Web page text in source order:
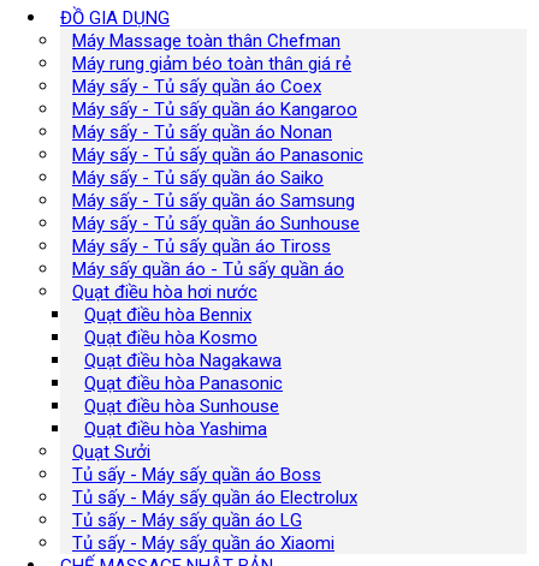
ĐỒ GIA DỤNG
Máy Massage toàn thân Chefman
Máy rung giảm béo toàn thân giá rẻ
Máy sấy - Tủ sấy quần áo Coex
Máy sấy - Tủ sấy quần áo Kangaroo
Máy sấy - Tủ sấy quần áo Nonan
Máy sấy - Tủ sấy quần áo Panasonic
Máy sấy - Tủ sấy quần áo Saiko
Máy sấy - Tủ sấy quần áo Samsung
Máy sấy - Tủ sấy quần áo Sunhouse
Máy sấy - Tủ sấy quần áo Tiross
Máy sấy quần áo - Tủ sấy quần áo
Quạt điều hòa hơi nước
Quạt điều hòa Bennix
Quạt điều hòa Kosmo
Quạt điều hòa Nagakawa
Quạt điều hòa Panasonic
Quạt điều hòa Sunhouse
Quạt điều hòa Yashima
Quạt Sưởi
Tủ sấy - Máy sấy quần áo Boss
Tủ sấy - Máy sấy quần áo Electrolux
Tủ sấy - Máy sấy quần áo LG
Tủ sấy - Máy sấy quần áo Xiaomi